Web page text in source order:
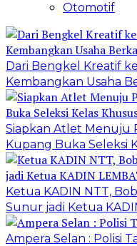
Otomotif
Dari Bengkel Kreatif
Kembangkan Usaha
Siapkan Atlet Menuju
Kupang Buka Seleksi
Ketua KADIN NTT,
Sunur jadi Ketua
Ampera Selan : Polisi